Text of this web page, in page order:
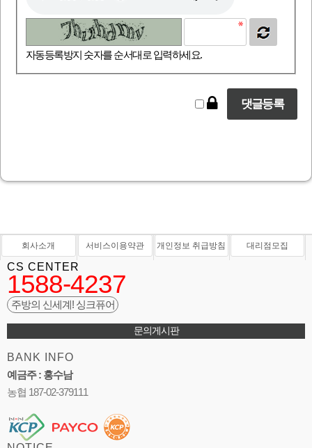
자동등록방지 숫자를 순서대로 입력하세요.
회사소개 서비스이용약관 개인정보 취급방침 대리점모집
CS CENTER
1588-4237
주방의 신세계! 싱크퓨어
문의게시판
BANK INFO
예금주 : 홍수남
농협 187-02-379111